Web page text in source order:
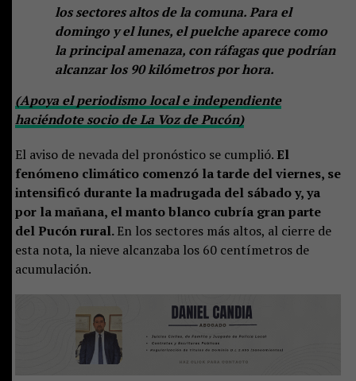
los sectores altos de la comuna. Para el
domingo y el lunes, el puelche aparece como
la principal amenaza, con ráfagas que podrían
alcanzar los 90 kilómetros por hora.
(Apoya el periodismo local e independiente
haciéndote socio de La Voz de Pucón)
El aviso de nevada del pronóstico se cumplió. El
fenómeno climático comenzó la tarde del viernes, se
intensificó durante la madrugada del sábado y, ya
por la mañana, el manto blanco cubría gran parte
del Pucón rural.En los sectores más altos, al cierre de
esta nota, la nieve alcanzaba los 60 centímetros de
acumulación.